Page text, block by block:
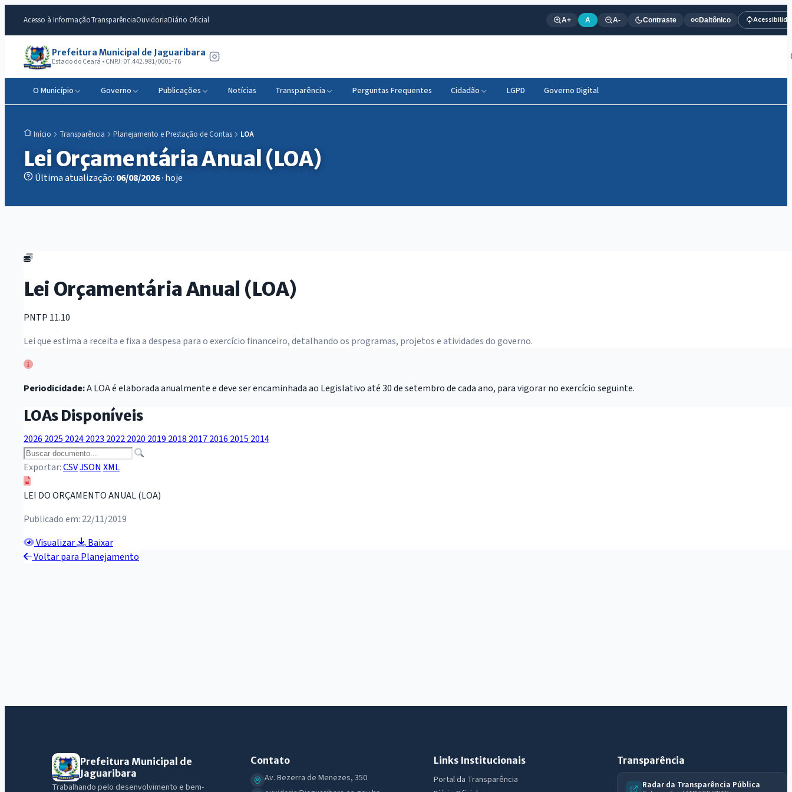
Acesso à InformaçãoTransparênciaOuvidoriaDiário Oficial A+ A A- Contraste Daltônico
Prefeitura Municipal de Jaguaribara
Estado do Ceará • CNPJ: 07.442.981/0001-76
O Município Governo Publicações Notícias Transparência Perguntas Frequentes Cidadão LGPD Governo Digital
Início Transparência Planejamento e Prestação de Contas LOA
Lei Orçamentária Anual (LOA)
Última atualização: 06/08/2026· hoje
Lei Orçamentária Anual (LOA)
PNTP 11.10
Lei que estima a receita e fixa a despesa para o exercício financeiro, detalhando os programas, projetos e atividades do governo.
Periodicidade:A LOA é elaborada anualmente e deve ser encaminhada ao Legislativo até 30 de setembro de cada ano, para vigorar no exercício seguinte.
LOAs Disponíveis
2026 2025 20242023 20222020 2019 2018 20172016 2015 2014
Exportar:CSVJSON XML
LEI DO ORÇAMENTO ANUAL (LOA)
Publicado em: 22/11/2019
Visualizar
Baixar
Voltar para Planejamento
Prefeitura Municipal de
Jaguaribara
Trabalhando pelo desenvolvimento e bem-
Contato
Av. Bezerra de Menezes, 350
Links Institucionais
Portal da Transparência
Transparência
Radar da Transparência Pública